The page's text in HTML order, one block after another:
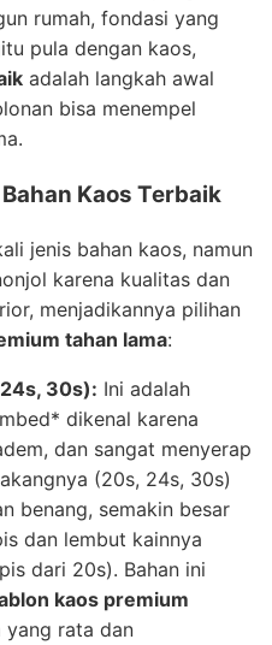
rumah, fondasi yang
pula dengan kaos,
adalah langkah awal
bisa menempel
Kaos Terbaik
jenis bahan kaos, namun
karena kualitas dan
menjadikannya pilihan
tahan lama:
30s): Ini adalah
dikenal karena
dan sangat menyerap
(20s, 24s, 30s)
benang, semakin besar
dan lembut kainnya
dari 20s). Bahan ini
kaos premium
yang rata dan